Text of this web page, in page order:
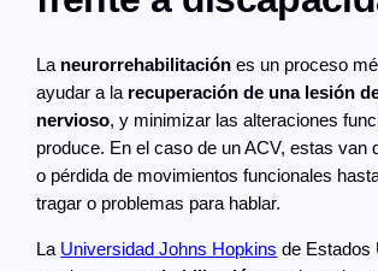
La neurorrehabilitación es un proceso
ayudar a la recuperación de una lesión
nervioso, y minimizar las alteraciones
produce. En el caso de un ACV, estas van
o pérdida de movimientos funcionales
tragar o problemas para hablar.
La Universidad Johns Hopkins de Estados